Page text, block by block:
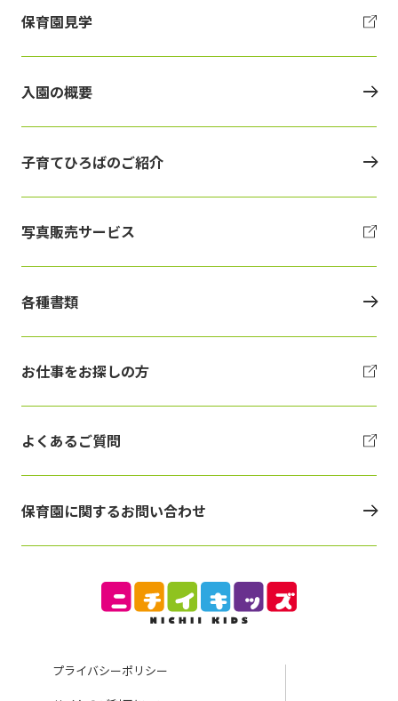
プライバシーポリシー
保育園見学
入園の概要
子育てひろばのご紹介
写真販売サービス
各種書類
お仕事をお探しの方
よくあるご質問
保育園に関するお問い合わせ